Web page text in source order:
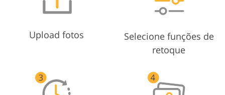
Upload fotos
Selecione funções de
retoque